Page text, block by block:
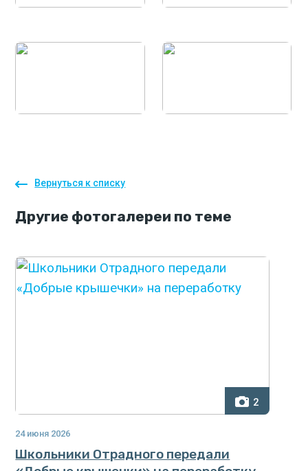
Вернуться к списку
Другие фотогалереи по теме
2
24 июня 2026
Школьники Отрадного передали